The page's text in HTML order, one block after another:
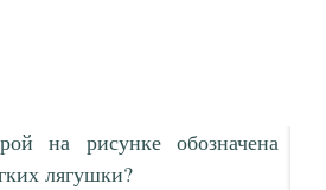
на рисунке обозначена
лягушки?